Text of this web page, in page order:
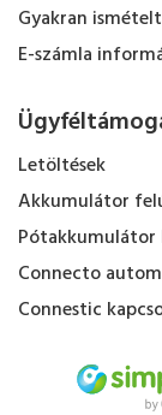
Gyakran
E-számla
Letöltések
Akkumulátor
Pótakkumulátor
Connecto
Connestic